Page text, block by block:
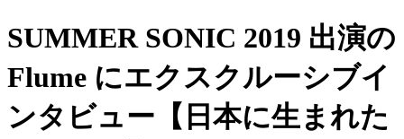
SUMMER SONIC 2019 出演の
Flume にエクスクルーシブイ
ンタビュー【日本に生まれた